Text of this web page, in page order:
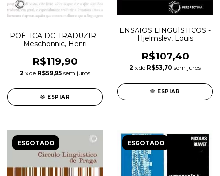
POÉTICA DO TRADUZIR -
Meschonnic, Henri
R$119,90
2 x de R$59,95 sem juros
ESPIAR
ENSAIOS LINGUÍSTICOS -
Hjelmslev, Louis
R$107,40
2 x de R$53,70 sem juros
ESPIAR
ESGOTADO ESGOTADO